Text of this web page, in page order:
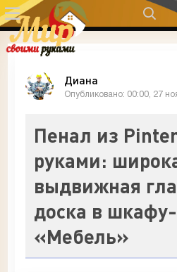
Диана
Опубликовано: 00:00, 27
Пенал из
руками:
выдвижная
доска в
«Мебель»